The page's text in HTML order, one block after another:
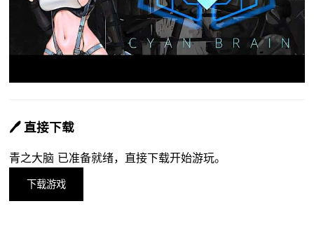
🖊️ 直接下载
青之大脑 已准备就绪，直接下载开始游玩。
下载游戏